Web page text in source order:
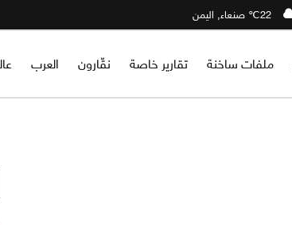
22℃ صنعاء, اليمن
ملفات ساخنة تقارير خاصة نقّارون العرب